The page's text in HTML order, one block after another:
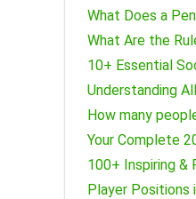
What Does a
What Are the
10+ Essential
Understanding
How many
Your Complete
100+ Inspiring &
Player Positions